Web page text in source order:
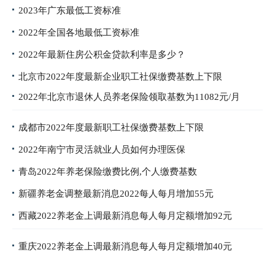
2023年广东最低工资标准
2022年全国各地最低工资标准
2022年最新住房公积金贷款利率是多少？
北京市2022年度最新企业职工社保缴费基数上下限
2022年北京市退休人员养老保险领取基数为11082元/月
成都市2022年度最新职工社保缴费基数上下限
2022年南宁市灵活就业人员如何办理医保
青岛2022年养老保险缴费比例,个人缴费基数
新疆养老金调整最新消息2022每人每月增加55元
西藏2022养老金上调最新消息每人每月定额增加92元
重庆2022养老金上调最新消息每人每月定额增加40元